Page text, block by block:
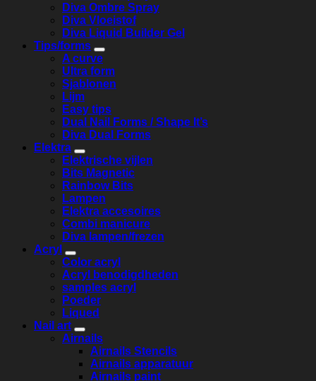
Diva Ombre Spray
Diva Vloeistof
Diva Liquid Builder Gel
Tips/forms
A curve
Ultra form
Sjablonen
Lijm
Easy tips
Dual Nail Forms / Shape It’s
Diva Dual Forms
Elektra
Elektrische vijlen
Bits Magnetic
Rainbow Bits
Lampen
Elektra accesoires
Combi manicure
Diva lampen/frezen
Acryl
Color acryl
Acryl benodigdheden
samples acryl
Poeder
Liqued
Nail art
Airnails
Airnails Stencils
Airnails apparatuur
Airnails paint